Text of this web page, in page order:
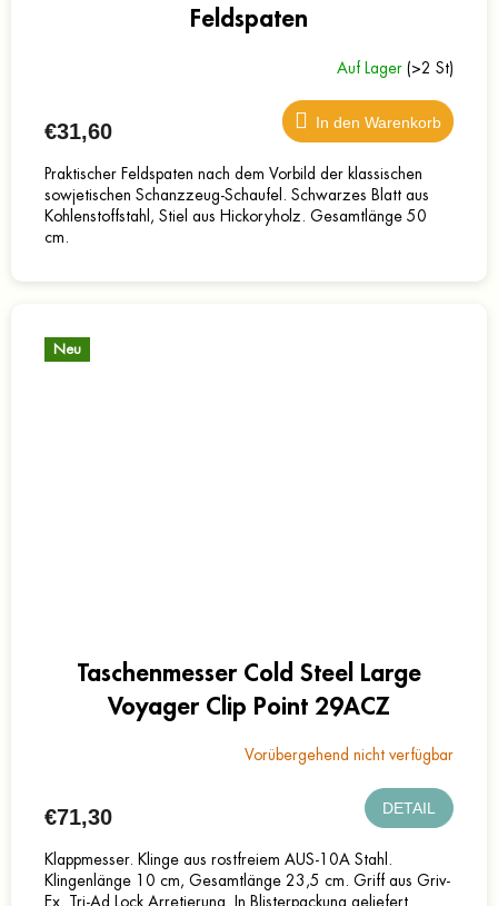
Feldspaten
Auf Lager (>2 St)
€31,60 In den Warenkorb
Praktischer Feldspaten nach dem Vorbild der klassischen
sowjetischen Schanzzeug-Schaufel. Schwarzes Blatt aus
Kohlenstoffstahl, Stiel aus Hickoryholz. Gesamtlänge 50
cm.
Neu
Taschenmesser Cold Steel Large
Voyager Clip Point 29ACZ
Vorübergehend nicht verfügbar
€71,30 DETAIL
Klappmesser. Klinge aus rostfreiem AUS-10A Stahl.
Klingenlänge 10 cm, Gesamtlänge 23,5 cm. Griff aus Griv-
Ex. Tri-Ad Lock Arretierung. In Blisterpackung geliefert.